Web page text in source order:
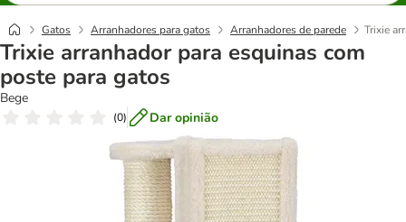
Gatos Arranhadores para gatos Arranhadores de parede Trixie
Trixie arranhador para esquinas com
poste para gatos
Bege
(0) Dar opinião